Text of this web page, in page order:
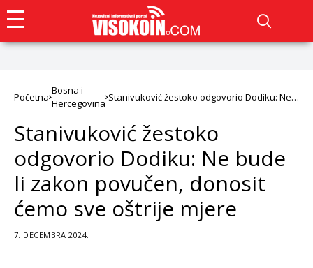
Početna
Bosna i
Hercegovina
Stanivuković žestoko odgovorio Dodiku: Ne
oštrije mjere
Stanivuković žestoko
odgovorio Dodiku: Ne bude
li zakon povučen, donosit
ćemo sve oštrije mjere
7. DECEMBRA 2024.